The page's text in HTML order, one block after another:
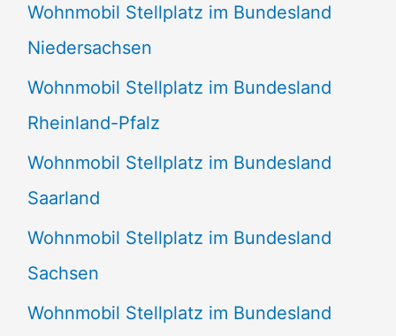
Wohnmobil Stellplatz im Bundesland
Niedersachsen
Wohnmobil Stellplatz im Bundesland
Rheinland-Pfalz
Wohnmobil Stellplatz im Bundesland
Saarland
Wohnmobil Stellplatz im Bundesland
Sachsen
Wohnmobil Stellplatz im Bundesland